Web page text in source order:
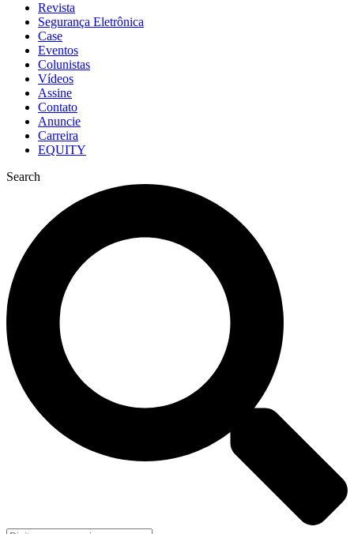
Revista
Segurança Eletrônica
Case
Eventos
Colunistas
Vídeos
Assine
Contato
Anuncie
Carreira
EQUITY
Search